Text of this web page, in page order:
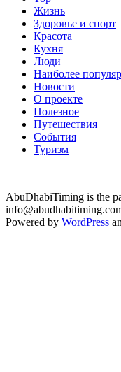
Жизнь
Здоровье и спорт
Красота
Кухня
Люди
Наиболее
Новости
О проекте
Полезное
Путешествия
События
Туризм
AbuDhabiTiming is the
Powered by WordPress